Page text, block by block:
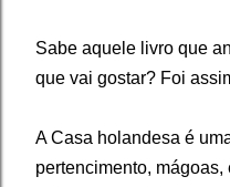
Sabe aquele livro que
que vai gostar? Foi
A Casa holandesa é
pertencimento,